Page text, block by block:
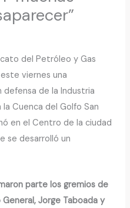
del Petróleo y Gas
viernes una
de la Industria
Cuenca del Golfo San
en el Centro de la ciudad
se desarrolló un
parte los gremios de
Jorge Taboada y